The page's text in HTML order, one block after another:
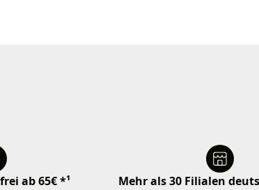
ab 65€ *¹ Mehr als 30 Filialen